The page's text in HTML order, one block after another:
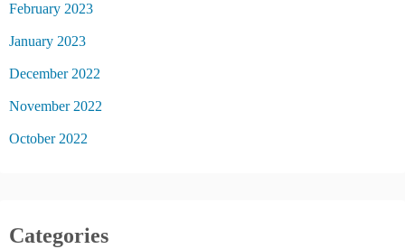
February 2023
January 2023
December 2022
November 2022
October 2022
Categories